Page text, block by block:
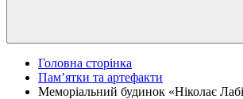
Головна сторінка
Пам’ятки та артефакти
Меморіальний будинок «Ніколає